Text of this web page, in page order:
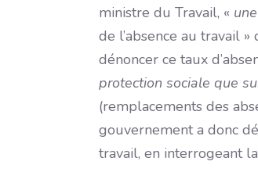
ministre du Travail, «
de l’absence au travail
dénoncer ce taux
protection sociale que
(remplacements des
gouvernement a donc
travail, en interrogeant